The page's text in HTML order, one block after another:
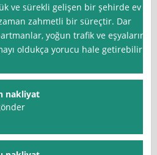
ve sürekli gelişen bir şehirde ev
zahmetli bir süreçtir. Dar
yoğun trafik ve eşyaların
oldukça yorucu hale getirebilir.
nakliyat